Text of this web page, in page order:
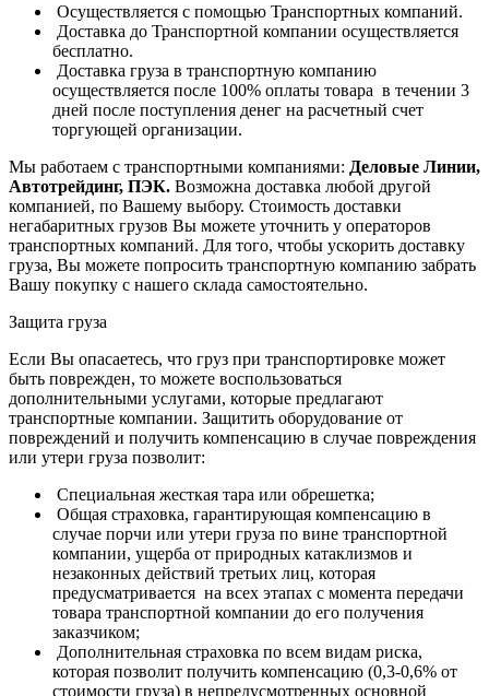
Осуществляется с помощью Транспортных компаний.
Доставка до Транспортной компании осуществляется
бесплатно.
Доставка груза в транспортную компанию
осуществляется после 100% оплаты товара в течении 3
дней после поступления денег на расчетный счет
торгующей организации.
Мы работаем с транспортными компаниями: Деловые Линии,
Автотрейдинг, ПЭК. Возможна доставка любой другой
компанией, по Вашему выбору. Стоимость доставки
негабаритных грузов Вы можете уточнить у операторов
транспортных компаний. Для того, чтобы ускорить доставку
груза, Вы можете попросить транспортную компанию забрать
Вашу покупку с нашего склада самостоятельно.
Защита груза
Если Вы опасаетесь, что груз при транспортировке может
быть поврежден, то можете воспользоваться
дополнительными услугами, которые предлагают
транспортные компании. Защитить оборудование от
повреждений и получить компенсацию в случае повреждения
или утери груза позволит:
Специальная жесткая тара или обрешетка;
Общая страховка, гарантирующая компенсацию в
случае порчи или утери груза по вине транспортной
компании, ущерба от природных катаклизмов и
незаконных действий третьих лиц, которая
предусматривается на всех этапах с момента передачи
товара транспортной компании до его получения
заказчиком;
Дополнительная страховка по всем видам риска,
которая позволит получить компенсацию (0,3-0,6% от
стоимости груза) в непредусмотренных основной